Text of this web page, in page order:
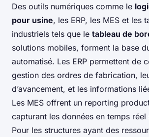
Des outils numériques comme le
pour usine, les ERP, les MES et les
industriels tels que le tableau de
solutions mobiles, forment la base
automatisé. Les ERP permettent de
gestion des ordres de fabrication,
d’avancement, et les informations
Les MES offrent un reporting
capturant les données en temps réel
Pour les structures ayant des